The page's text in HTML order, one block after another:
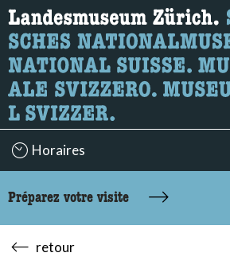
Recherche
Ici, vous pouvez rechercher le contenu
Horaires
Préparez votre visite
retour